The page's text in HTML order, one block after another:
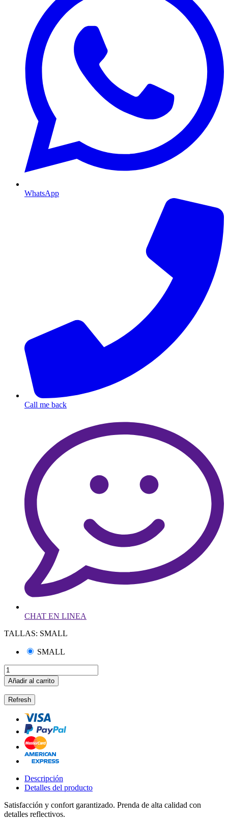
WhatsApp
Call me back
CHAT EN LINEA
TALLAS: SMALL
SMALL
Añadir al carrito
Descripción
Detalles del producto
Satisfacción y confort garantizado. Prenda de alta calidad con
detalles reflectivos.